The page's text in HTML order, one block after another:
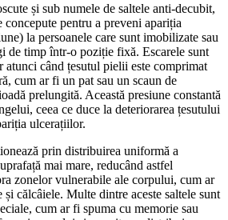
și sub numele de saltele anti-decubit,
pentru a preveni apariția
la persoanele care sunt imobilizate sau
de timp într-o poziție fixă. Escarele sunt
atunci când țesutul pielii este comprimat
cum ar fi un pat sau un scaun de
prelungită. Această presiune constantă
ceea ce duce la deteriorarea țesutului
ulcerațiilor.
prin distribuirea uniformă a
mai mare, reducând astfel
zonelor vulnerabile ale corpului, cum ar
călcâiele. Multe dintre aceste saltele sunt
cum ar fi spuma cu memorie sau